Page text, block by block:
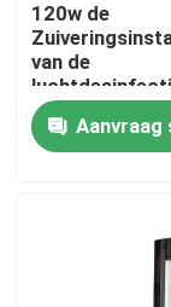
Nieuws
Verzoek om
120w de
van de
220V 50Hz
Aanvraag